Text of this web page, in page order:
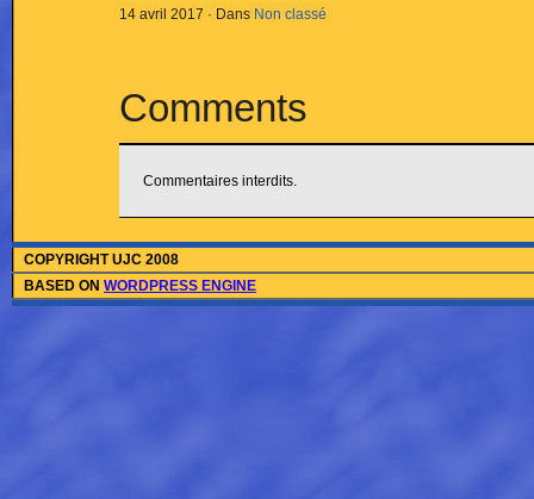
14 avril 2017 · Dans Non classé
Comments
Commentaires interdits.
COPYRIGHT UJC 2008
BASED ON WORDPRESS ENGINE